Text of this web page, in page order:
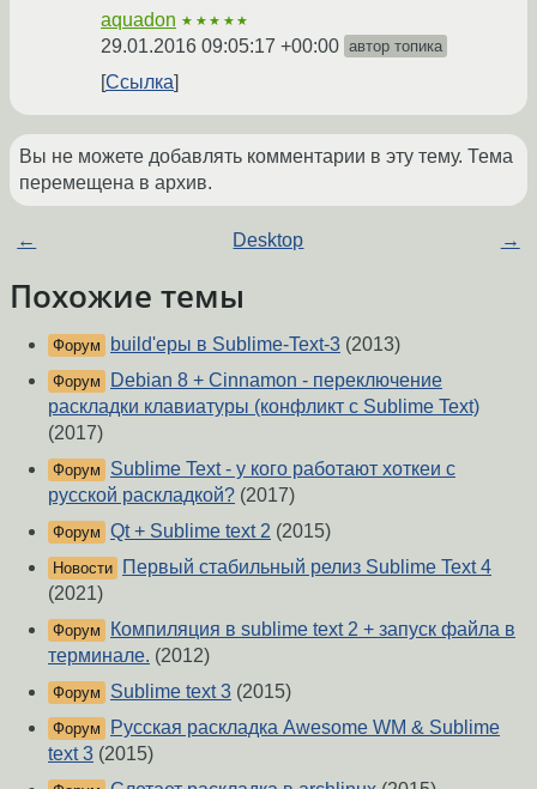
aquadon ★★★★★
29.01.2016 09:05:17 +00:00 автор топика
Ссылка
Вы не можете добавлять комментарии в эту тему. Тема
перемещена в архив.
← Desktop →
Похожие темы
Форум build'еры в Sublime-Text-3 (2013)
Форум
Debian 8 + Cinnamon - переключение
раскладки клавиатуры (конфликт с Sublime Text)
(2017)
Форум
Sublime Text - у кого работают хоткеи с
русской раскладкой? (2017)
Форум Qt + Sublime text 2 (2015)
Новости
Первый стабильный релиз Sublime Text 4
(2021)
Форум
Компиляция в sublime text 2 + запуск файла в
терминале. (2012)
Форум Sublime text 3 (2015)
Форум
Русская раскладка Awesome WM & Sublime
text 3 (2015)